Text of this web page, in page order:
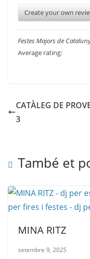
Create your own
Festes Majors de
Average rating:
CATÀLEG DE
3
També et
MINA RITZ
setembre 9, 2025